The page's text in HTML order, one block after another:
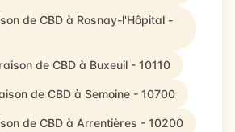
de CBD à Rosnay-l'Hôpital -
de CBD à Buxeuil - 10110
de CBD à Semoine - 10700
de CBD à Arrentières - 10200